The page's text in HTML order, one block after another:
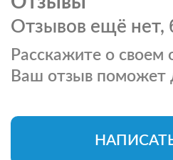
Отзывов ещё нет,
Расскажите о своем
Ваш отзыв поможет